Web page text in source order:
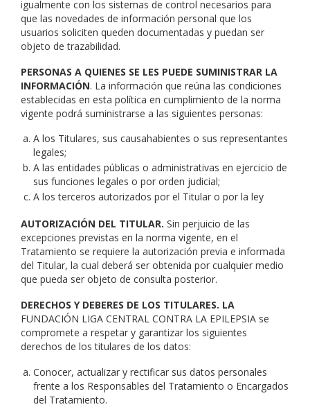
igualmente con los sistemas de control necesarios para
que las novedades de información personal que los
usuarios soliciten queden documentadas y puedan ser
objeto de trazabilidad.
PERSONAS A QUIENES SE LES PUEDE SUMINISTRAR LA
INFORMACIÓN. La información que reúna las condiciones
establecidas en esta política en cumplimiento de la norma
vigente podrá suministrarse a las siguientes personas:
A los Titulares, sus causahabientes o sus representantes
legales;
A las entidades públicas o administrativas en ejercicio de
sus funciones legales o por orden judicial;
A los terceros autorizados por el Titular o por la ley
AUTORIZACIÓN DEL TITULAR. Sin perjuicio de las
excepciones previstas en la norma vigente, en el
Tratamiento se requiere la autorización previa e informada
del Titular, la cual deberá ser obtenida por cualquier medio
que pueda ser objeto de consulta posterior.
DERECHOS Y DEBERES DE LOS TITULARES. LA
FUNDACIÓN LIGA CENTRAL CONTRA LA EPILEPSIA se
compromete a respetar y garantizar los siguientes
derechos de los titulares de los datos:
Conocer, actualizar y rectificar sus datos personales
frente a los Responsables del Tratamiento o Encargados
del Tratamiento.